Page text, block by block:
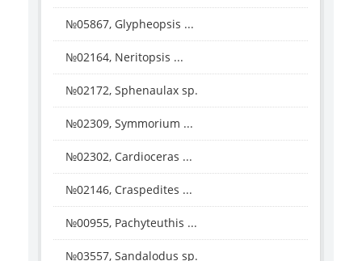
№05867, Glypheopsis ...
№02164, Neritopsis ...
№02172, Sphenaulax sp.
№02309, Symmorium ...
№02302, Cardioceras ...
№02146, Craspedites ...
№00955, Pachyteuthis ...
№03557, Sandalodus sp.